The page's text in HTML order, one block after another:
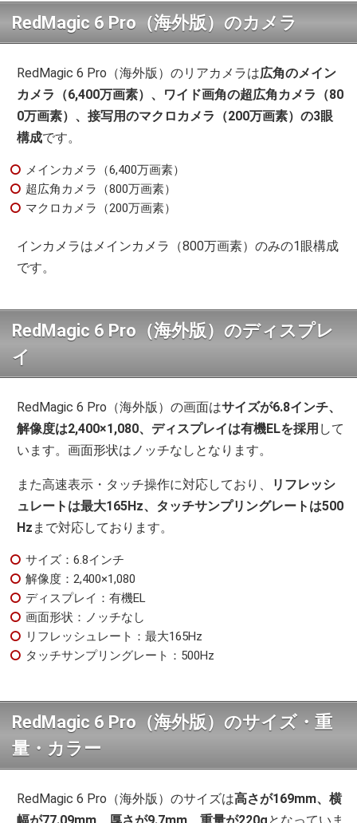
RedMagic 6 Pro（海外版）のカメラ
RedMagic 6 Pro（海外版）のリアカメラは広角のメイン
カメラ（6,400万画素）、ワイド画角の超広角カメラ（80
0万画素）、接写用のマクロカメラ（200万画素）の3眼
構成です。
メインカメラ（6,400万画素）
超広角カメラ（800万画素）
マクロカメラ（200万画素）
インカメラはメインカメラ（800万画素）のみの1眼構成
です。
RedMagic 6 Pro（海外版）のディスプレ
イ
RedMagic 6 Pro（海外版）の画面はサイズが6.8インチ、
解像度は2,400×1,080、ディスプレイは有機ELを採用 して
います。画面形状はノッチなしとなります。
また高速表示・タッチ操作に対応しており、
リフレッシ
ュレートは最大165Hz、タッチサンプリングレートは500
Hz まで対応しております。
サイズ：6.8インチ
解像度：2,400×1,080
ディスプレイ：有機EL
画面形状：ノッチなし
リフレッシュレート：最大165Hz
タッチサンプリングレート：500Hz
RedMagic 6 Pro（海外版）のサイズ・重
量・カラー
RedMagic 6 Pro（海外版）のサイズは高さが169mm、横